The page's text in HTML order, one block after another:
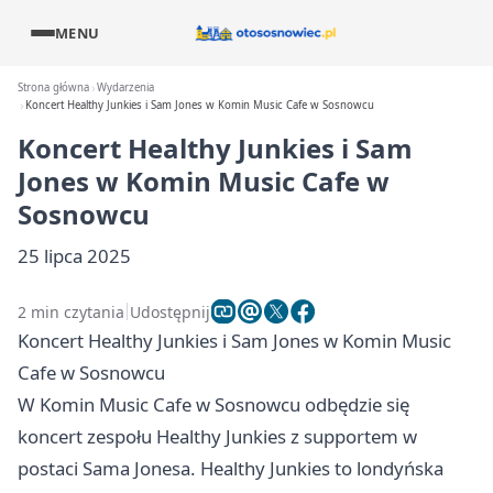
MENU
Strona główna Wydarzenia
Koncert Healthy Junkies i Sam Jones w Komin Music Cafe w Sosnowcu
Koncert Healthy Junkies i Sam
Jones w Komin Music Cafe w
Sosnowcu
25 lipca 2025
2 min czytania Udostępnij
Koncert Healthy Junkies i Sam Jones w Komin Music
Cafe w Sosnowcu
W Komin Music Cafe w Sosnowcu odbędzie się
koncert zespołu Healthy Junkies z supportem w
postaci Sama Jonesa. Healthy Junkies to londyńska